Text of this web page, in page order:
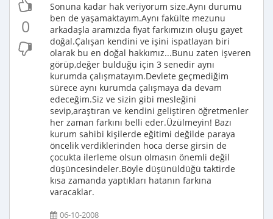
0
Sonuna kadar hak veriyorum size.Aynı durumu
ben de yaşamaktayım.Aynı fakülte mezunu
arkadaşla aramızda fiyat farkımızın oluşu gayet
doğal.Çalışan kendini ve işini ispatlayan biri
olarak bu en doğal hakkımız...Bunu zaten işveren
görüp,değer bulduğu için 3 senedir aynı
kurumda çalışmatayım.Devlete geçmediğim
sürece aynı kurumda çalışmaya da devam
edeceğim.Siz ve sizin gibi mesleğini
sevip,araştıran ve kendini geliştiren öğretmenler
her zaman farkını belli eder.Üzülmeyin! Bazı
kurum sahibi kişilerde eğitimi değilde paraya
öncelik verdiklerinden hoca derse girsin de
çocukta ilerleme olsun olmasın önemli değil
düşüncesindeler.Böyle düşünüldüğü taktirde
kısa zamanda yaptıkları hatanın farkına
varacaklar.
06-10-2008